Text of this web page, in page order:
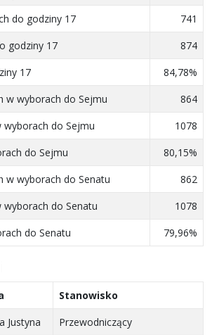
do godziny 17
741
godziny 17
874
17
84,78%
w wyborach do Sejmu
864
do Sejmu
1078
do Sejmu
80,15%
w wyborach do Senatu
862
do Senatu
1078
do Senatu
79,96%
Stanowisko
Justyna
Przewodniczący